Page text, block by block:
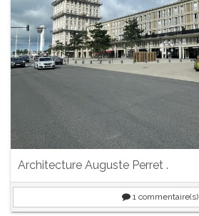
Architecture Auguste Perret .
1commentaire(s)